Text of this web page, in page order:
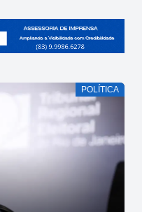
POLÍTICA